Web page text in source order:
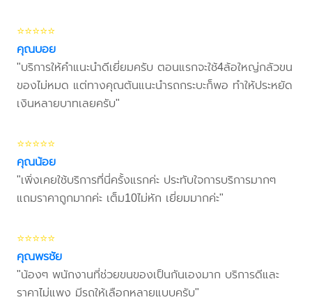
⭐⭐⭐⭐⭐
คุณบอย
"บริการให้คำแนะนำดีเยี่ยมครับ ตอนแรกจะใช้4ล้อใหญ่กลัวขน
ของไม่หมด แต่ทางคุณต้นแนะนำรถกระบะก็พอ ทำให้ประหยัด
เงินหลายบาทเลยครับ"
⭐⭐⭐⭐⭐
คุณน้อย
"เพิ่งเคยใช้บริการที่นี่ครั้งแรกค่ะ ประทับใจการบริการมากๆ
แถมราคาถูกมากค่ะ เต็ม10ไม่หัก เยี่ยมมากค่ะ"
⭐⭐⭐⭐⭐
คุณพรชัย
"น้องๆ พนักงานที่ช่วยขนของเป็นกันเองมาก บริการดีและ
ราคาไม่แพง มีรถให้เลือกหลายแบบครับ"